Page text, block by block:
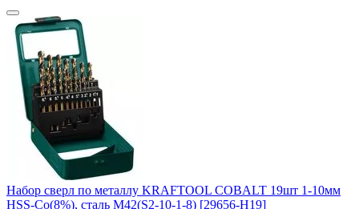
Набор сверл по металлу KRAFTOOL COBALT 19шт 1-10мм
HSS-Co(8%), сталь М42(S2-10-1-8) [29656-H19]